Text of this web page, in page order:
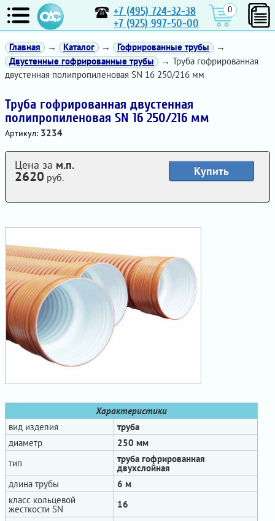
+7 (495) 724-32-38
+7 (925) 997-50-00
0
Главная → Каталог → Гофрированные трубы
→
Двустенные гофрированные трубы
→ Труба гофрированная
двустенная полипропиленовая SN 16 250/216 мм
Труба гофрированная двустенная
полипропиленовая SN 16 250/216 мм
Артикул: 3234
Характеристики
вид изделия
труба
диаметр
250 мм
тип
труба гофрированная
двухслойная
длина трубы
6 м
класс кольцевой
жесткости SN
16
Купить
Цена за м.п.
2620 руб.